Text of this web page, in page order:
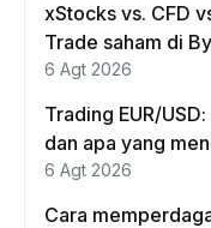
xStocks vs. CFD
Trade saham di
6 Agt 2026
Trading EUR/
dan apa yang
6 Agt 2026
Cara